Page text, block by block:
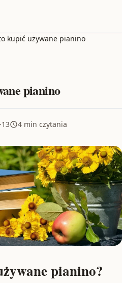
kupić używane pianino
pianino
4 min czytania
pianino?